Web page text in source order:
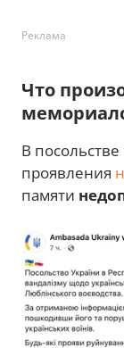
Реклама
Что
В
проявления
памяти